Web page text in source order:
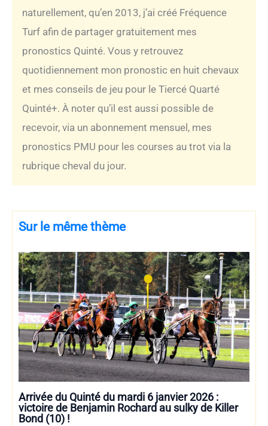
naturellement, qu’en 2013, j’ai créé Fréquence
Turf afin de partager gratuitement mes
pronostics Quinté. Vous y retrouvez
quotidiennement mon pronostic en huit chevaux
et mes conseils de jeu pour le Tiercé Quarté
Quinté+. À noter qu’il est aussi possible de
recevoir, via un abonnement mensuel, mes
pronostics PMU pour les courses au trot via la
rubrique cheval du jour.
Sur le même thème
Arrivée du Quinté du mardi 6 janvier 2026 :
victoire de Benjamin Rochard au sulky de Killer
Bond (10) !